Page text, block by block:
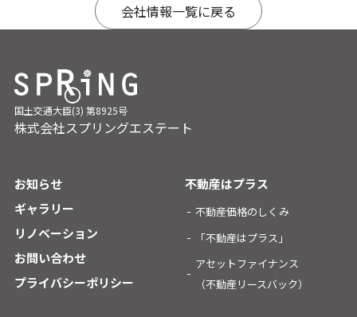
会社情報一覧に戻る
国土交通大臣(3) 第8925号
株式会社スプリングエステート
お知らせ
ギャラリー
リノベーション
お問い合わせ
プライバシーポリシー
不動産はプラス
不動産価格のしくみ
「不動産はプラス」
アセットファイナンス
（不動産リースバック）